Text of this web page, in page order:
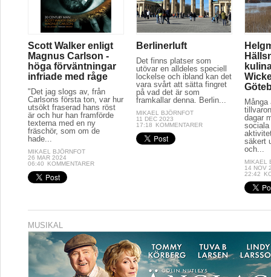
Scott Walker enligt
Magnus Carlson -
höga förväntningar
infriade med råge
"Det jag slogs av, från
Carlsons första ton, var hur
utsökt fraserad hans röst
är och hur han framförde
texterna med en ny
fräschör, som om de
hade...
MIKAEL BJÖRNFOT
26 MAR 2024
06:40
KOMMENTARER
Berlinerluft
Det finns platser som
utövar en alldeles speciell
lockelse och ibland kan det
vara svårt att sätta fingret
på vad det är som
framkallar denna. Berlin...
MIKAEL BJÖRNFOT
11 DEC 2023
17:18
KOMMENTARER
dagar
säkert
och...
MIKAEL
14 NOV
22:42
MUSIKAL